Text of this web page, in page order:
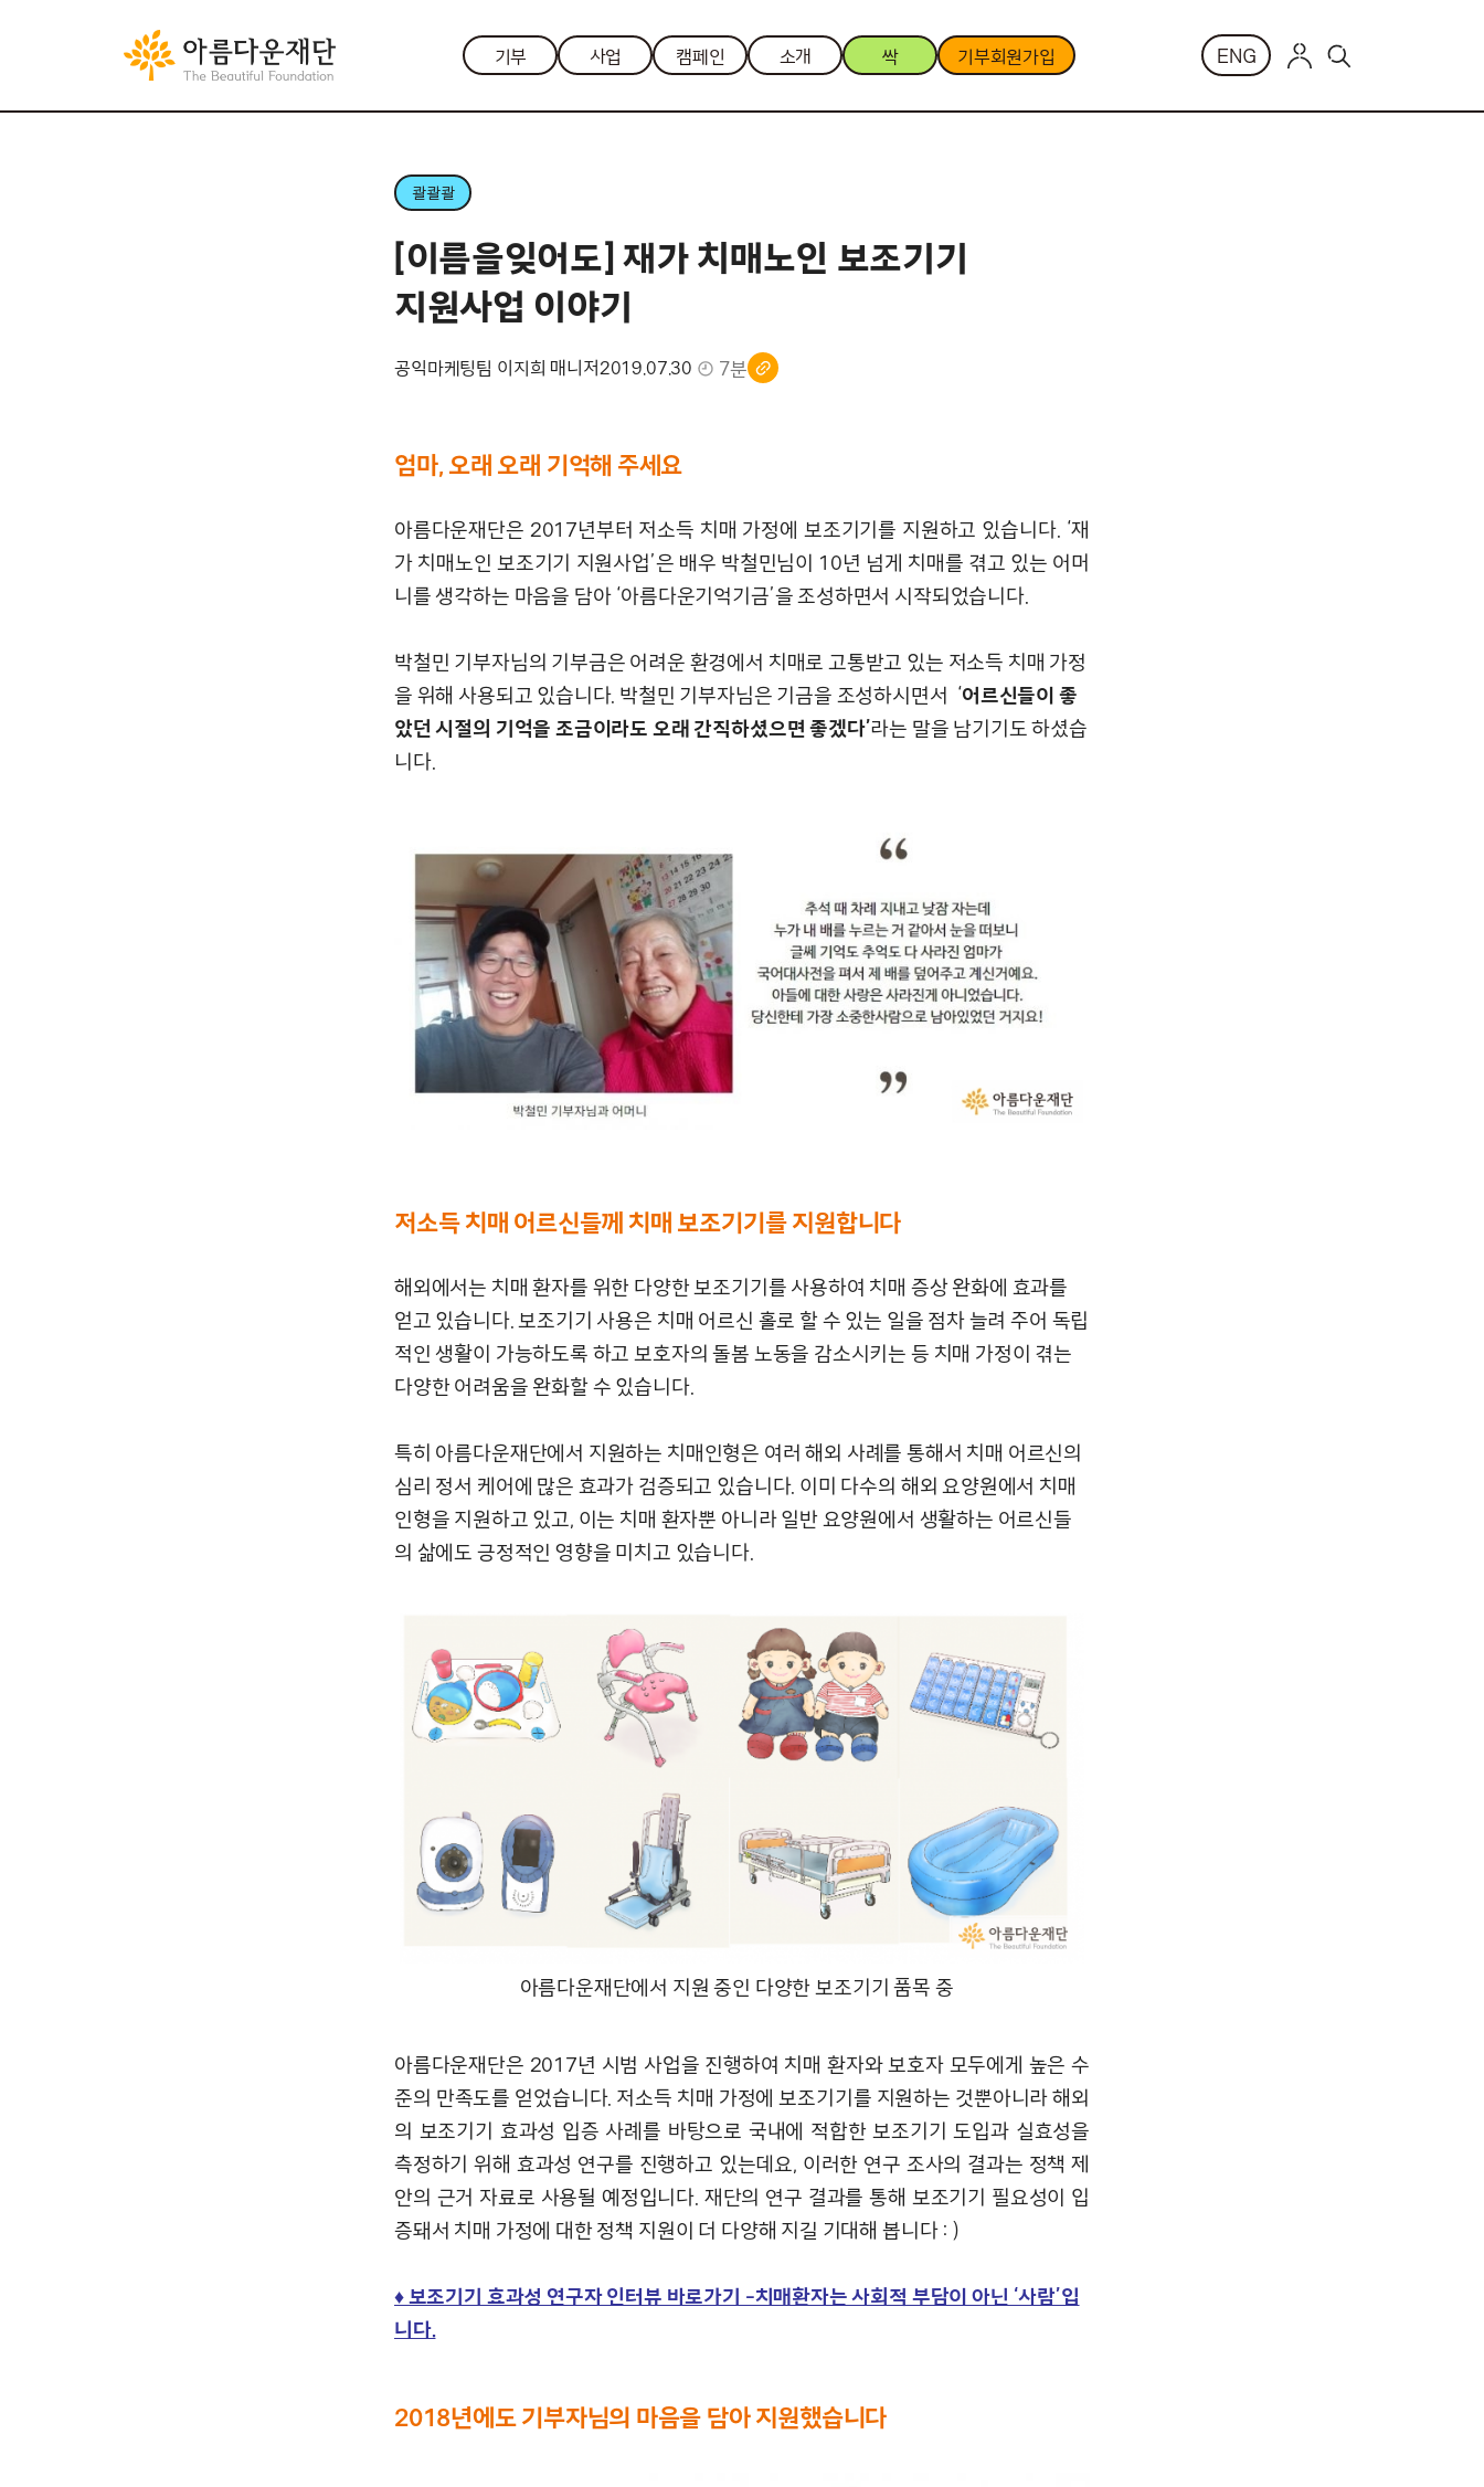
기부 사업 캠페인 소개 싹 기부회원가입 ENG
콸콸콸
[이름을잊어도] 재가 치매노인 보조기기
지원사업 이야기
공익마케팅팀 이지희 매니저2019.07.30 7분
엄마, 오래 오래 기억해 주세요
아름다운재단은 2017년부터 저소득 치매 가정에 보조기기를 지원하고 있습니다. ‘재
가 치매노인 보조기기 지원사업’은 배우 박철민님이 10년 넘게 치매를 겪고 있는 어머
니를 생각하는 마음을 담아 ‘아름다운기억기금’을 조성하면서 시작되었습니다.
박철민 기부자님의 기부금은 어려운 환경에서 치매로 고통받고 있는 저소득 치매 가정
을 위해 사용되고 있습니다. 박철민 기부자님은 기금을 조성하시면서 ‘어르신들이 좋
았던 시절의 기억을 조금이라도 오래 간직하셨으면 좋겠다’라는 말을 남기기도 하셨습
니다.
저소득 치매 어르신들께 치매 보조기기를 지원합니다
해외에서는 치매 환자를 위한 다양한 보조기기를 사용하여 치매 증상 완화에 효과를
얻고 있습니다. 보조기기 사용은 치매 어르신 홀로 할 수 있는 일을 점차 늘려 주어 독립
적인 생활이 가능하도록 하고 보호자의 돌봄 노동을 감소시키는 등 치매 가정이 겪는
다양한 어려움을 완화할 수 있습니다.
특히 아름다운재단에서 지원하는 치매인형은 여러 해외 사례를 통해서 치매 어르신의
심리 정서 케어에 많은 효과가 검증되고 있습니다. 이미 다수의 해외 요양원에서 치매
인형을 지원하고 있고, 이는 치매 환자뿐 아니라 일반 요양원에서 생활하는 어르신들
의 삶에도 긍정적인 영향을 미치고 있습니다.
아름다운재단에서 지원 중인 다양한 보조기기 품목 중
아름다운재단은 2017년 시범 사업을 진행하여 치매 환자와 보호자 모두에게 높은 수
준의 만족도를 얻었습니다. 저소득 치매 가정에 보조기기를 지원하는 것뿐아니라 해외
의 보조기기 효과성 입증 사례를 바탕으로 국내에 적합한 보조기기 도입과 실효성을
측정하기 위해 효과성 연구를 진행하고 있는데요, 이러한 연구 조사의 결과는 정책 제
안의 근거 자료로 사용될 예정입니다. 재단의 연구 결과를 통해 보조기기 필요성이 입
증돼서 치매 가정에 대한 정책 지원이 더 다양해 지길 기대해 봅니다 : )
♦ 보조기기 효과성 연구자 인터뷰 바로가기 -치매환자는 사회적 부담이 아닌 ‘사람’입
니다.
2018년에도 기부자님의 마음을 담아 지원했습니다